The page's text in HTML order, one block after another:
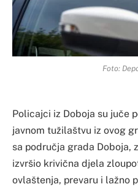
Foto:
Policajci iz Doboja su juče
javnom tužilaštvu iz ovog
sa područja grada Doboja,
izvršio krivična djela
ovlaštenja, prevaru i lažno